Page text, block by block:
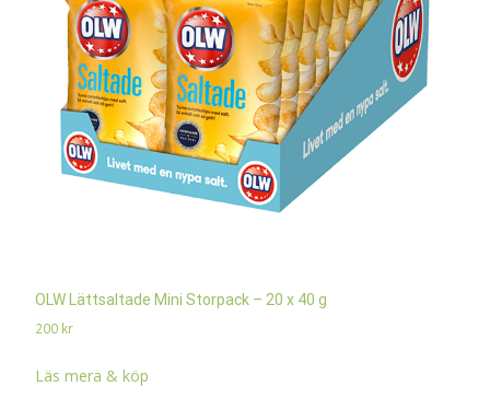
OLW Lättsaltade Mini Storpack – 20 x 40 g
200 kr
Läs mera & köp